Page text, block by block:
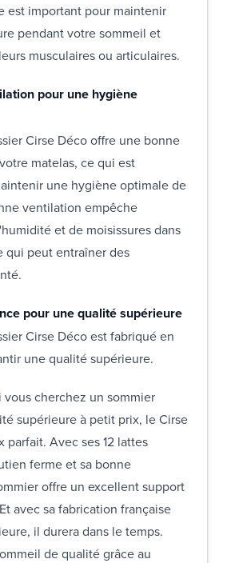
est important pour maintenir
pendant votre sommeil et
musculaires ou articulaires.
pour une hygiène
Cirse Déco offre une bonne
matelas, ce qui est
une hygiène optimale de
ventilation empêche
et de moisissures dans
qui peut entraîner des
pour une qualité supérieure
Cirse Déco est fabriqué en
une qualité supérieure.
vous cherchez un sommier
supérieure à petit prix, le Cirse
parfait. Avec ses 12 lattes
ferme et sa bonne
offre un excellent support
avec sa fabrication française
il durera dans le temps.
de qualité grâce au